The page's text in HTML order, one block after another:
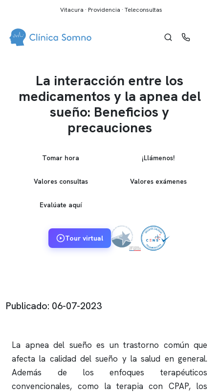
Vitacura · Providencia · Teleconsultas
La interacción entre los
medicamentos y la apnea del
sueño: Beneficios y
precauciones
Tomar hora ¡Llámenos!
Valores consultas Valores exámenes
Evalúate aquí
Tour virtual
Publicado: 06-07-2023
La apnea del sueño es un trastorno común que
afecta la calidad del sueño y la salud en general.
Además de los enfoques terapéuticos
convencionales, como la terapia con CPAP, los